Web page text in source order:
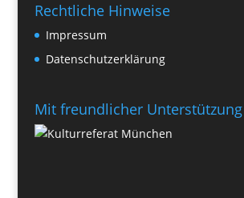
Rechtliche Hinweise
Impressum
Datenschutzerklärung
Mit freundlicher Unterstützung